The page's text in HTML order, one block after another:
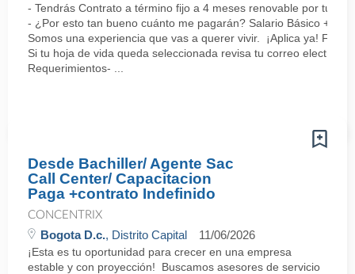
- Tendrás Contrato a término fijo a 4 meses renovable por tu
- ¿Por esto tan bueno cuánto me pagarán? Salario Básico +
Somos una experiencia que vas a querer vivir. ¡Aplica ya!
Si tu hoja de vida queda seleccionada revisa tu correo
Requerimientos- ...
Desde Bachiller/ Agente Sac
Call Center/ Capacitacion
Paga +contrato Indefinido
CONCENTRIX
Bogota D.c., Distrito Capital 11/06/2026
¡Esta es tu oportunidad para crecer en una empresa
estable y con proyección! Buscamos asesores de servicio